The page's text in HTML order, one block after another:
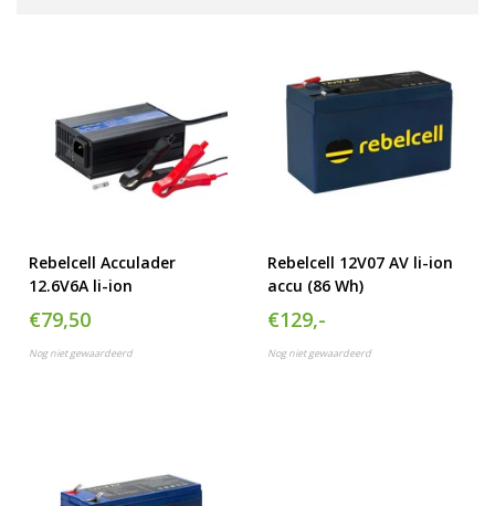
Rebelcell Acculader
12.6V6A li-ion
€79,50
Nog niet gewaardeerd
Rebelcell 12V07 AV li-ion
accu (86 Wh)
€129,-
Nog niet gewaardeerd